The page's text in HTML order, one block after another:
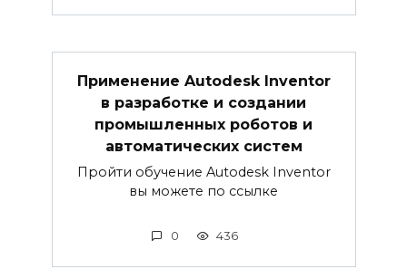
Применение Autodesk Inventor
в разработке и создании
промышленных роботов и
автоматических систем
Пройти обучение Autodesk Inventor
вы можете по ссылке
0 436